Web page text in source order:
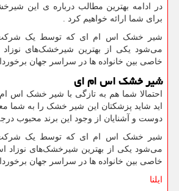
در ادامه بهترین مطالب درباره ی این
برای شما ارائه خواهیم کرد
شیر خشک اس ام ای که توسط یک شرکت
می‌شود یکی از بهترین شیرخشک‌های
خاصی بین خانواده ها در سراسر جهان
شیر خشک اس ام ای
احتمالا شما هم به تازگی با شیر خشک اس
اید شاید پزشکتان این شیر خشک را به شما
دوست و آشنایان از وجود این برند محبوب
شیر خشک اس ام ای که توسط یک شرکت
می‌شود یکی از بهترین شیرخشک‌های نوزاد
خاصی بین خانواده ها در سراسر جهان
ایلنا